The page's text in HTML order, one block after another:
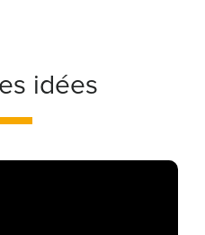
idées